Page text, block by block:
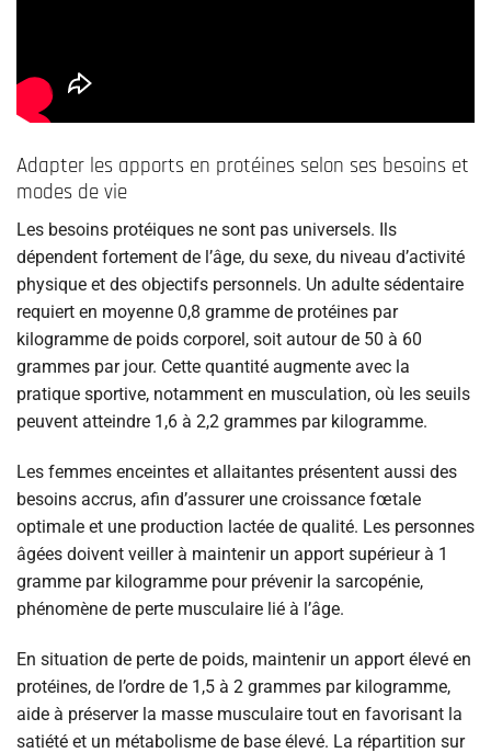
Adapter les apports en protéines selon ses besoins et
modes de vie
Les besoins protéiques ne sont pas universels. Ils
dépendent fortement de l’âge, du sexe, du niveau d’activité
physique et des objectifs personnels. Un adulte sédentaire
requiert en moyenne 0,8 gramme de protéines par
kilogramme de poids corporel, soit autour de 50 à 60
grammes par jour. Cette quantité augmente avec la
pratique sportive, notamment en musculation, où les seuils
peuvent atteindre 1,6 à 2,2 grammes par kilogramme.
Les femmes enceintes et allaitantes présentent aussi des
besoins accrus, afin d’assurer une croissance fœtale
optimale et une production lactée de qualité. Les personnes
âgées doivent veiller à maintenir un apport supérieur à 1
gramme par kilogramme pour prévenir la sarcopénie,
phénomène de perte musculaire lié à l’âge.
En situation de perte de poids, maintenir un apport élevé en
protéines, de l’ordre de 1,5 à 2 grammes par kilogramme,
aide à préserver la masse musculaire tout en favorisant la
satiété et un métabolisme de base élevé. La répartition sur